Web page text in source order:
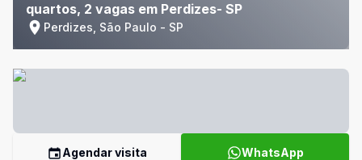
quartos, 2 vagas em Perdizes- SP
Perdizes, São Paulo - SP
Agendar visita WhatsApp